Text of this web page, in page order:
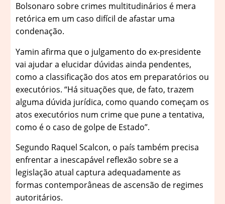
Bolsonaro sobre crimes multitudinários é mera
retórica em um caso difícil de afastar uma
condenação.
Yamin afirma que o julgamento do ex-presidente
vai ajudar a elucidar dúvidas ainda pendentes,
como a classificação dos atos em preparatórios ou
executórios. “Há situações que, de fato, trazem
alguma dúvida jurídica, como quando começam os
atos executórios num crime que pune a tentativa,
como é o caso de golpe de Estado”.
Segundo Raquel Scalcon, o país também precisa
enfrentar a inescapável reflexão sobre se a
legislação atual captura adequadamente as
formas contemporâneas de ascensão de regimes
autoritários.